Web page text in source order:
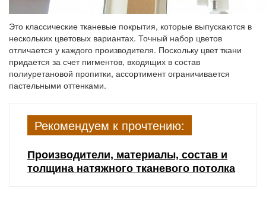
Это классические тканевые покрытия, которые выпускаются в
нескольких цветовых вариантах. Точный набор цветов
отличается у каждого производителя. Поскольку цвет ткани
придается за счет пигментов, входящих в состав
полиуретановой пропитки, ассортимент ограничивается
пастельными оттенками.
Рекомендуем к прочтению:
Производители, материалы, состав и
толщина натяжного тканевого потолка